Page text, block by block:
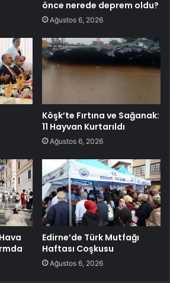
önce nerede deprem oldu?
Ağustos 6, 2026
Köşk’te Fırtına ve Sağanak:
11 Hayvan Kurtarıldı
Ağustos 6, 2026
Edirne’de Türk Mutfağı
Haftası Coşkusu
Ağustos 6, 2026